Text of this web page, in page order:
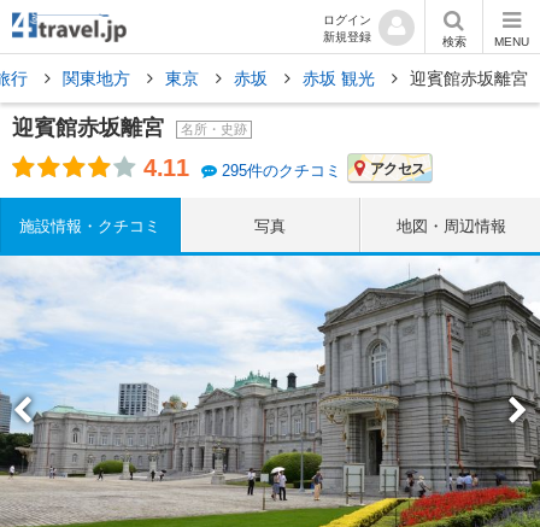
ログイン
新規登録
検索 MENU
行 関東地方 東京 赤坂 赤坂 観光 迎賓館赤坂離宮
迎賓館赤坂離宮 名所・史跡
4.11 295件のクチコミ アクセス
施設情報・クチコミ 写真 地図・周辺情報